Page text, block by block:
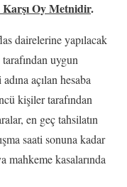
Karşı Oy Metnidir.
dairelerine yapılacak
uygun
açılan hesaba
kişiler tarafından
en geç tahsilatın
saati sonuna kadar
mahkeme kasalarında